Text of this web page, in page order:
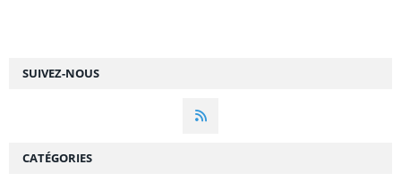
SUIVEZ-NOUS
CATÉGORIES